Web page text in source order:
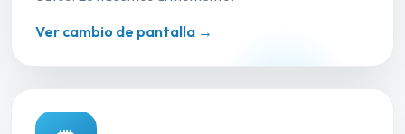
Ver cambio de pantalla →